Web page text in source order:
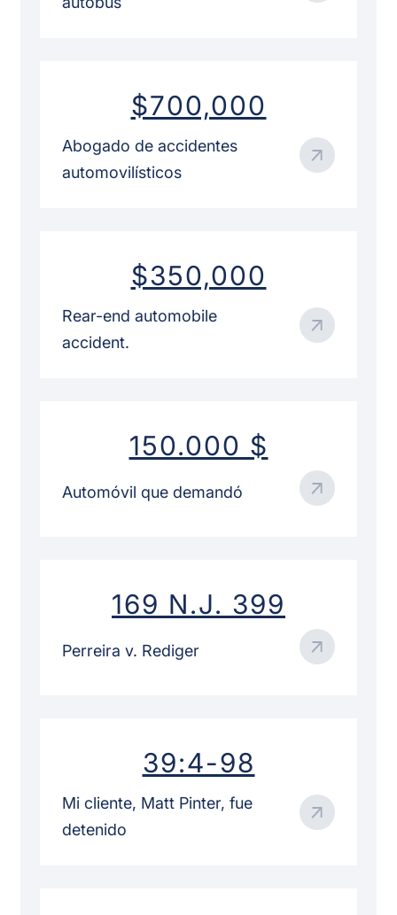
$700,000
Abogado de accidentes
automovilísticos
$350,000
Rear-end automobile
accident.
150.000 $
Automóvil que demandó
169 N.J. 399
Perreira v. Rediger
39:4-98
Mi cliente, Matt Pinter, fue
detenido